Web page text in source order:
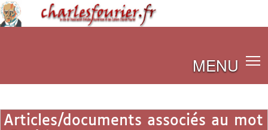
MENU
Articles/documents associés au mot